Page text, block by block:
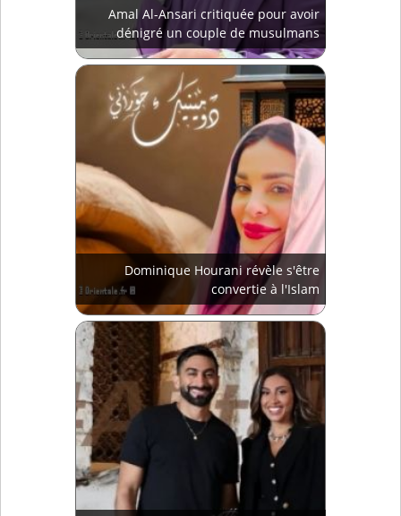
Amal Al-Ansari critiquée pour avoir
dénigré un couple de musulmans
Dominique Hourani révèle s'être
convertie à l'Islam